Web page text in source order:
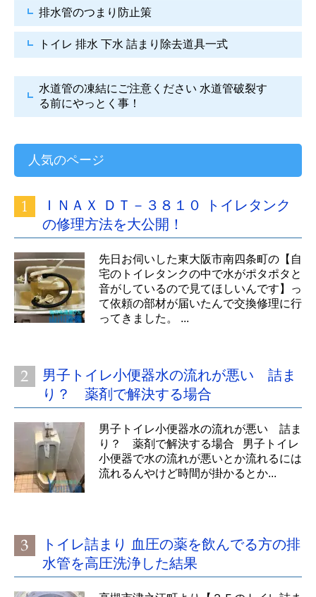
排水管のつまり防止策
トイレ 排水 下水 詰まり除去道具一式
水道管の凍結にご注意ください 水道管破裂す
る前にやっとく事！
人気のページ
ＩＮＡＸ ＤＴ－３８１０ トイレタンク
の修理方法を大公開！
先日お伺いした東大阪市南四条町の【自
宅のトイレタンクの中で水がポタポタと
音がしているので見てほしいんです】っ
て依頼の部材が届いたんで交換修理に行
ってきました。 ...
男子トイレ小便器水の流れが悪い 詰ま
り？ 薬剤で解決する場合
男子トイレ小便器水の流れが悪い 詰ま
り？ 薬剤で解決する場合 男子トイレ
小便器で水の流れが悪いとか流れるには
流れるんやけど時間が掛かるとか...
トイレ詰まり 血圧の薬を飲んでる方の排
水管を高圧洗浄した結果